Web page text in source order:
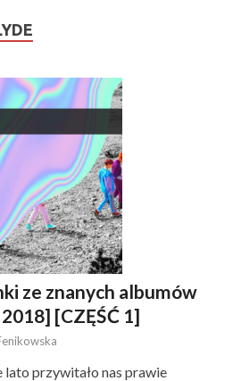
ze znanych albumów
[CZĘŚĆ 1]
przywitało nas prawie